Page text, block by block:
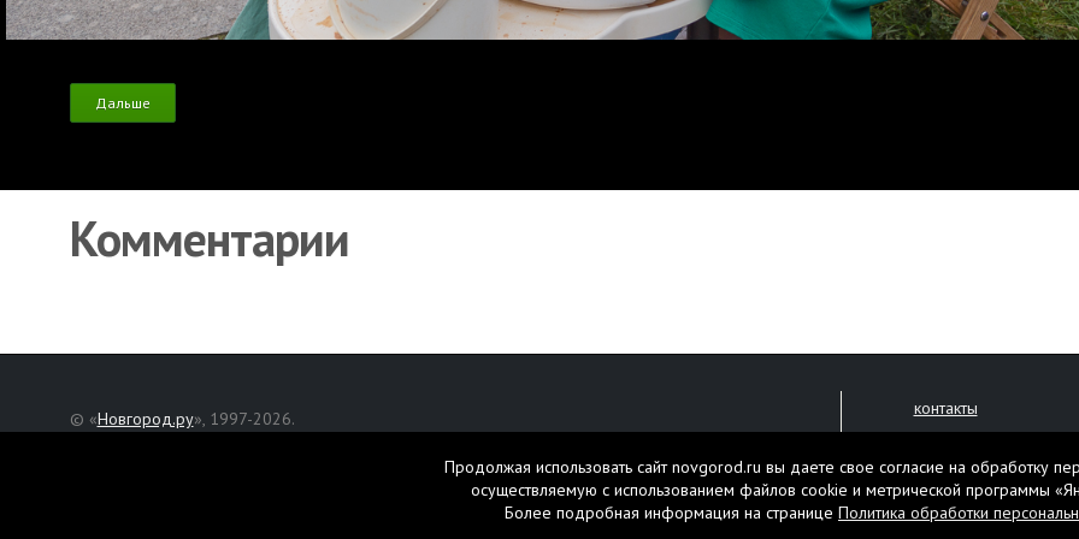
Дальше
Комментарии
© «Новгород.ру», 1997-2026.
Републикация текстов, фотографий и другой информации разрешена только с письменного
контакты
политика обработки
Настоящий ресурс
Продолжая использовать сайт novgorod.ru вы даете свое согласие на обработку
осуществляемую с использованием файлов cookie и метрической программы
Более подробная информация на странице Политика обработки